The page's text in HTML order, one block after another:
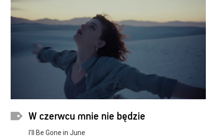
W czerwcu mnie nie będzie
I'll Be Gone in June